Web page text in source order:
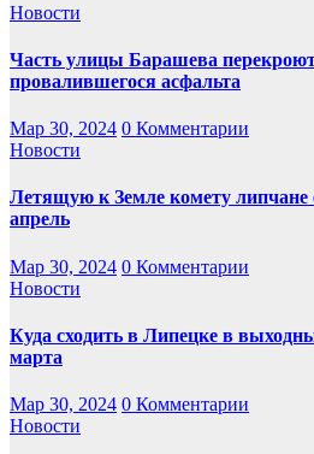
Новости
Часть улицы Барашева перекроют
провалившегося асфальта
Мар 30, 2024 0 Комментарии
Новости
Летящую к Земле комету липчане
апрель
Мар 30, 2024 0 Комментарии
Новости
Куда сходить в Липецке в
марта
Мар 30, 2024 0 Комментарии
Новости